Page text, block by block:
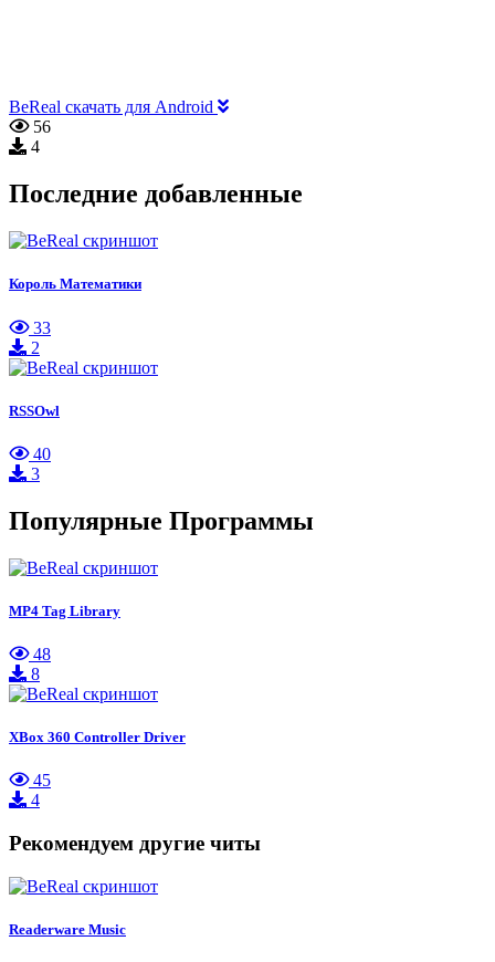
BeReal скачать для Android
56
4
Последние добавленные
Король Математики
33
2
RSSOwl
40
3
Популярные Программы
MP4 Tag Library
48
8
XBox 360 Controller Driver
45
4
Рекомендуем другие читы
Readerware Music